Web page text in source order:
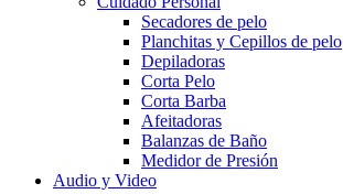
Secadores de pelo
Planchitas y Cepillos de pelo
Depiladoras
Corta Pelo
Corta Barba
Afeitadoras
Balanzas de Baño
Medidor de Presión
Audio y Video